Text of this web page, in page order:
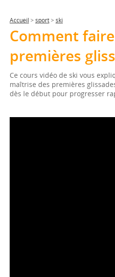
Accueil > sport> ski
Comment
premières
Ce cours vidéo de ski vous
maîtrise des premières
dès le début pour progresser